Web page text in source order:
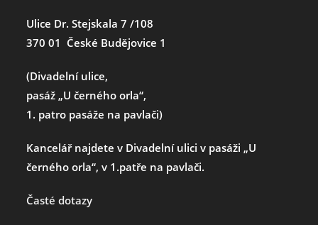
Ulice Dr. Stejskala 7 /108
370 01 České Budějovice 1
(Divadelní ulice,
pasáž „U černého orla“,
1. patro pasáže na pavlači)
Kancelář najdete v Divadelní ulici v pasáži „U
černého orla“, v 1.patře na pavlači.
Časté dotazy